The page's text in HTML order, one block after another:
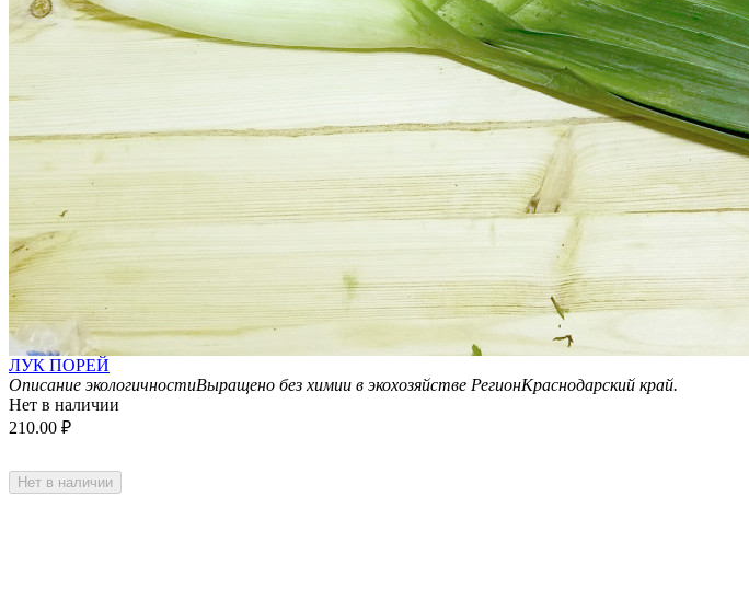
ЛУК ПОРЕЙ
Описание экологичностиВыращено без химии в экохозяйстве РегионКраснодарский край.
Нет в наличии
210.00 ₽
Нет в наличии